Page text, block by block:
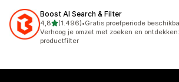
Boost AI Search & Filter
4,8van 5 sterren
(1.496)
1496 recensies in totaal
•Gratis proefperiode
Verhoog je omzet met zoeken en
productfilter